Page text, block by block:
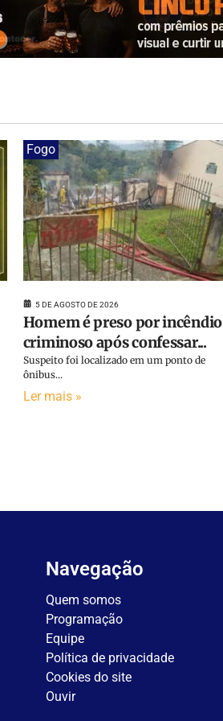
Fogo
5 DE AGOSTO DE 2026
Homem é preso por incêndio
criminoso após confessar...
Suspeito foi localizado em um ponto de
ônibus...
Ler mais »
Navegação
Quem somos
Programação
Equipe
Política de privacidade
Cookies do site
Ouvir